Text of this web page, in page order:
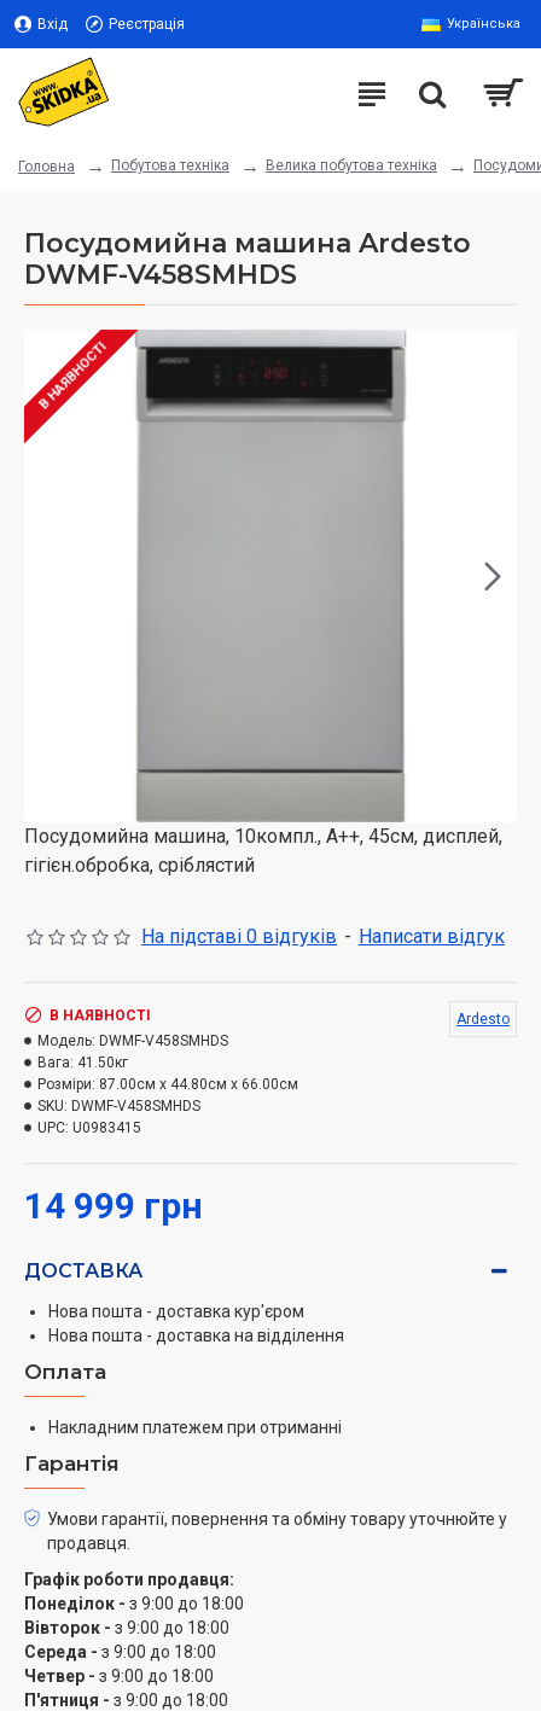
Вхід Реєстрація Українська
Головна Побутова техніка Велика побутова техніка
Посудомийна машина Ardesto
DWMF-V458SMHDS
В НАЯВНОСТІ
Посудомийна машина, 10компл., А++, 45см, дисплей,
гігієн.обробка, сріблястий
На підставі 0 відгуків - Написати відгук
14 999 грн
В НАЯВНОСТІ
Модель: DWMF-V458SMHDS
Вага: 41.50кг
Розміри: 87.00см x 44.80см x 66.00см
SKU: DWMF-V458SMHDS
UPC: U0983415
Ardesto
ДОСТАВКА
Нова пошта - доставка кур'єром
Нова пошта - доставка на відділення
Оплата
Накладним платежем при отриманні
Гарантія
Умови гарантії, повернення та обміну товару уточнюйте у
продавця.
Графік роботи продавця:
Понеділок - з 9:00 до 18:00
Вівторок - з 9:00 до 18:00
Середа - з 9:00 до 18:00
Четвер - з 9:00 до 18:00
П'ятниця - з 9:00 до 18:00